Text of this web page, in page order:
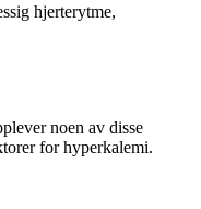
hjerterytme,
noen av disse
for hyperkalemi.